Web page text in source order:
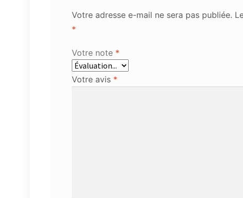
Votre adresse e-mail ne sera pas publiée.
*
Votre note *
Votre avis *